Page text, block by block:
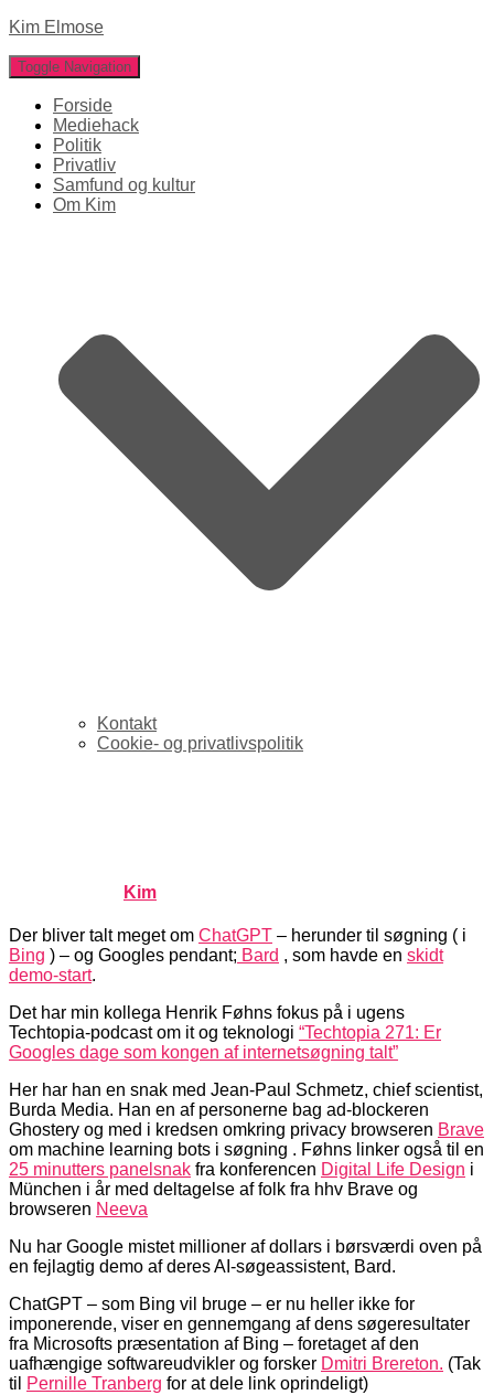
Kim Elmose
Toggle Navigation
Forside
Mediehack
Politik
Privatliv
Samfund og kultur
Om Kim
Kontakt
Cookie- og privatlivspolitik
Kim
Der bliver talt meget om ChatGPT – herunder til søgning ( i
Bing ) – og Googles pendant; Bard , som havde en skidt
demo-start.
Det har min kollega Henrik Føhns fokus på i ugens
Techtopia-podcast om it og teknologi “Techtopia 271: Er
Googles dage som kongen af internetsøgning talt”
Her har han en snak med Jean-Paul Schmetz, chief scientist,
Burda Media. Han en af personerne bag ad-blockeren
Ghostery og med i kredsen omkring privacy browseren Brave
om machine learning bots i søgning . Føhns linker også til en
25 minutters panelsnak fra konferencen Digital Life Design i
München i år med deltagelse af folk fra hhv Brave og
browseren Neeva
Nu har Google mistet millioner af dollars i børsværdi oven på
en fejlagtig demo af deres AI-søgeassistent, Bard.
ChatGPT – som Bing vil bruge – er nu heller ikke for
imponerende, viser en gennemgang af dens søgeresultater
fra Microsofts præsentation af Bing – foretaget af den
uafhængige softwareudvikler og forsker Dmitri Brereton. (Tak
til
Pernille Tranberg for at dele link oprindeligt)